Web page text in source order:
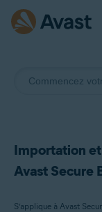
Importation
Avast Secure
S’applique à Avast